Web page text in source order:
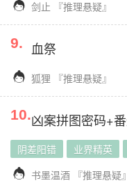
 剑止 『推理悬疑』
9. 血祭
 狐狸 『推理悬疑』
10.凶案拼图密码+
阴差阳错 业界精英
 书墨温酒 『推理悬疑』